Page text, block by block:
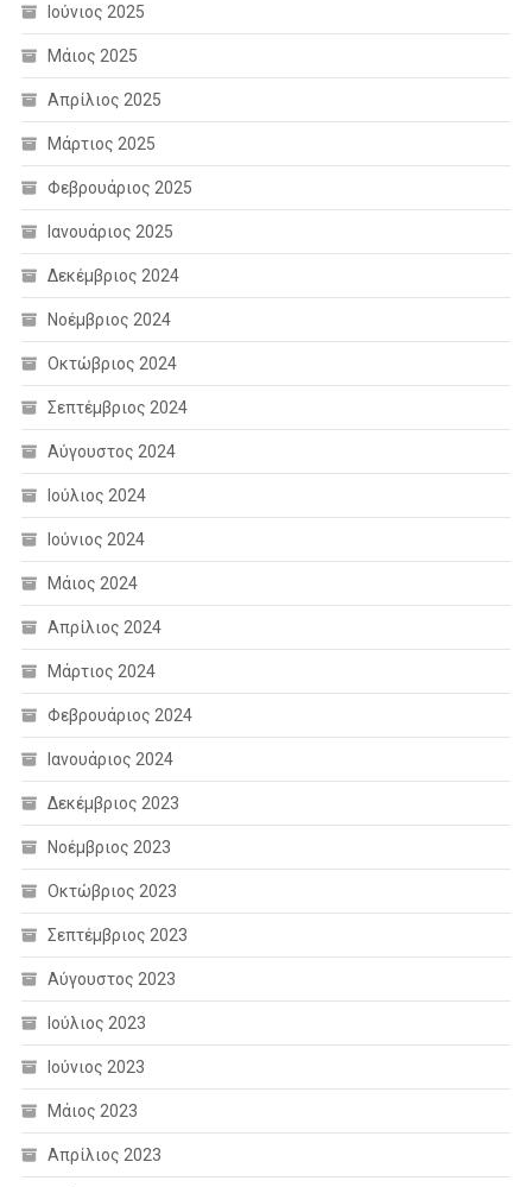
Ιούνιος 2025
Μάιος 2025
Απρίλιος 2025
Μάρτιος 2025
Φεβρουάριος 2025
Ιανουάριος 2025
Δεκέμβριος 2024
Νοέμβριος 2024
Οκτώβριος 2024
Σεπτέμβριος 2024
Αύγουστος 2024
Ιούλιος 2024
Ιούνιος 2024
Μάιος 2024
Απρίλιος 2024
Μάρτιος 2024
Φεβρουάριος 2024
Ιανουάριος 2024
Δεκέμβριος 2023
Νοέμβριος 2023
Οκτώβριος 2023
Σεπτέμβριος 2023
Αύγουστος 2023
Ιούλιος 2023
Ιούνιος 2023
Μάιος 2023
Απρίλιος 2023